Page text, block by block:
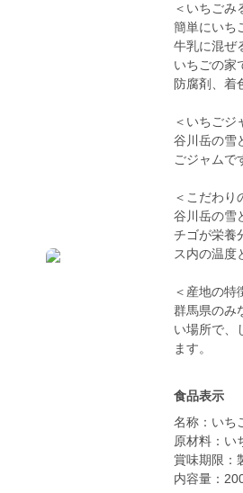
＜いちごみ
簡単にいち
牛乳に混ぜ
いちごの家
防腐剤、着
＜いちごジ
谷川岳の雪
ごジャムで
＜こだわり
谷川岳の雪
チゴが栄養
ス内の温度
＜産地の特
群馬県のみ
い場所で、
ます。
食品表示
名称：いち
原材料：い
賞味期限：
内容量：